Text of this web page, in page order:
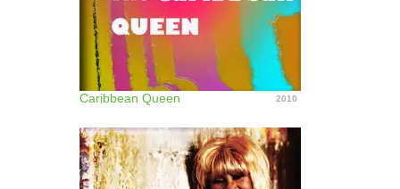
Caribbean Queen 2010